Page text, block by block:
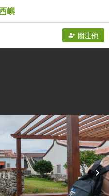
嶼
關注他